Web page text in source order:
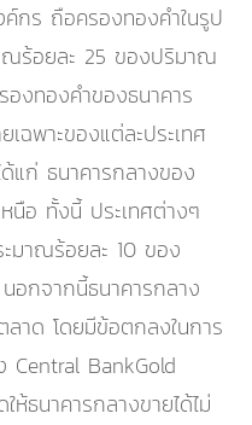
กร ถือครองทองคำในรูป
ณร้อยละ 25 ของปริมาณ
งทองคำของธนาคาร
ฉพาะของแต่ละประเทศ
แก่ ธนาคารกลางของ
หนือ ทั้งนี้ ประเทศต่างๆ
มาณร้อยละ 10 ของ
อกจากนี้ธนาคารกลาง
าด โดยมีข้อตกลงในการ
Central BankGold
ห้ธนาคารกลางขายได้ไม่